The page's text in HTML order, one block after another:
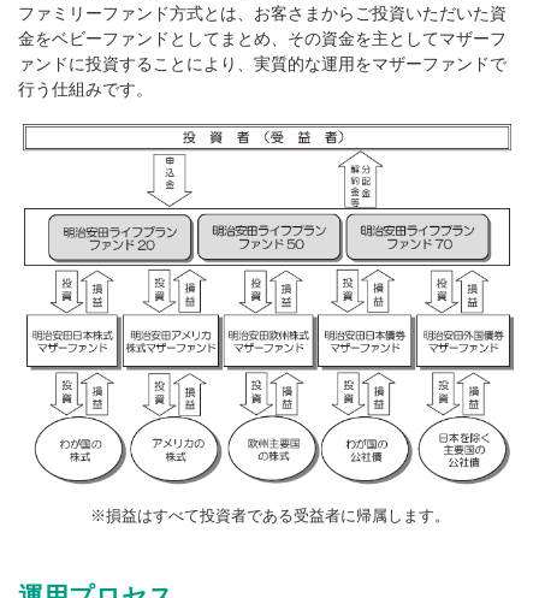
ファミリーファンド方式とは、お客さまからご投資いただいた資
金をベビーファンドとしてまとめ、その資金を主としてマザーフ
ァンドに投資することにより、実質的な運用をマザーファンドで
行う仕組みです。
※損益はすべて投資者である受益者に帰属します。